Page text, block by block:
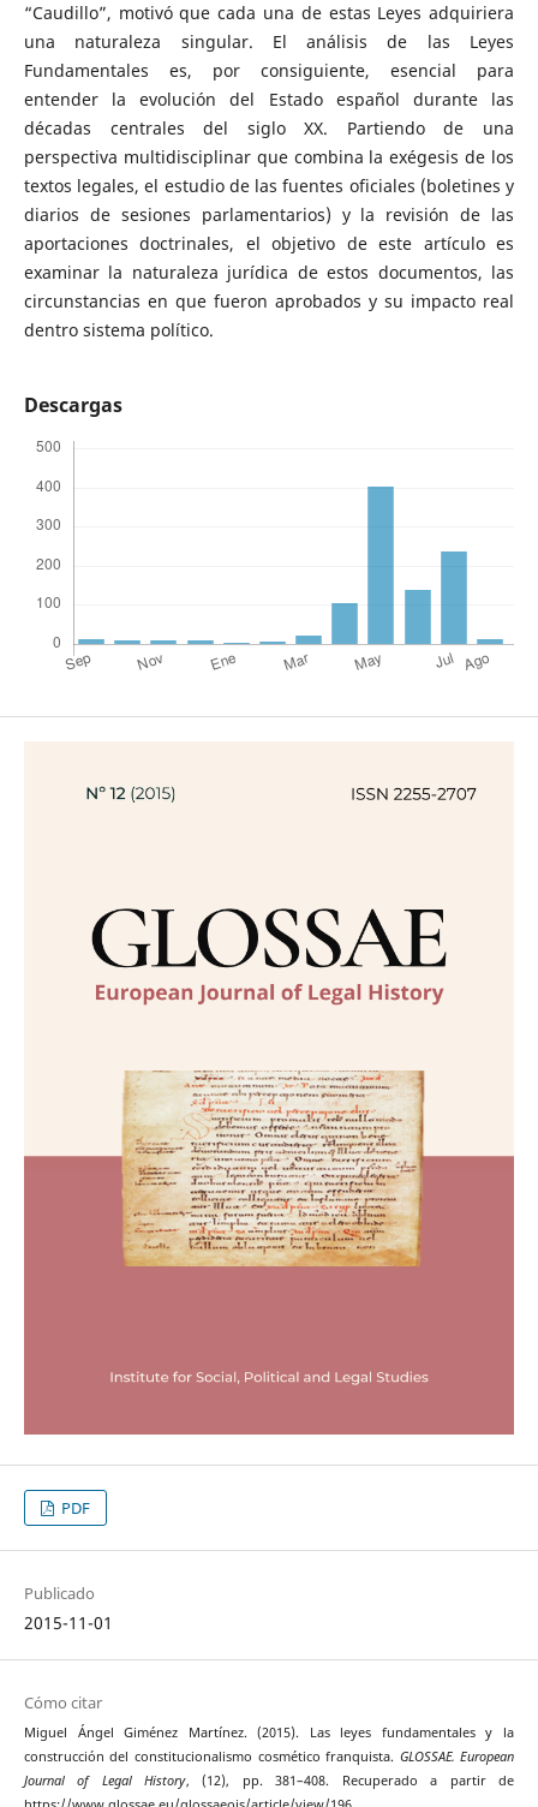
“Caudillo”, motivó que cada una de estas Leyes adquiriera
una naturaleza singular. El análisis de las Leyes
Fundamentales es, por consiguiente, esencial para
entender la evolución del Estado español durante las
décadas centrales del siglo XX. Partiendo de una
perspectiva multidisciplinar que combina la exégesis de los
textos legales, el estudio de las fuentes oficiales (boletines y
diarios de sesiones parlamentarios) y la revisión de las
aportaciones doctrinales, el objetivo de este artículo es
examinar la naturaleza jurídica de estos documentos, las
circunstancias en que fueron aprobados y su impacto real
dentro sistema político.
Descargas
PDF
Publicado
2015-11-01
Cómo citar
Miguel Ángel Giménez Martínez. (2015). Las leyes fundamentales y la
construcción del constitucionalismo cosmético franquista. GLOSSAE. European
Journal of Legal History, (12), pp. 381–408. Recuperado a partir de